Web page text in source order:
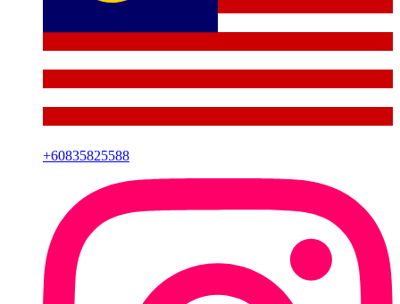
+60835825588